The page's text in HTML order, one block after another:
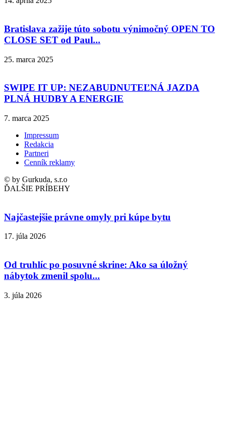
Bratislava zažije túto sobotu výnimočný OPEN TO
CLOSE SET od Paul...
25. marca 2025
SWIPE IT UP: NEZABUDNUTEĽNÁ JAZDA
PLNÁ HUDBY A ENERGIE
7. marca 2025
Impressum
Redakcia
Partneri
Cenník reklamy
© by Gurkuda, s.r.o
ĎALŠIE PRÍBEHY
Najčastejšie právne omyly pri kúpe bytu
17. júla 2026
Od truhlíc po posuvné skrine: Ako sa úložný
nábytok zmenil spolu...
3. júla 2026